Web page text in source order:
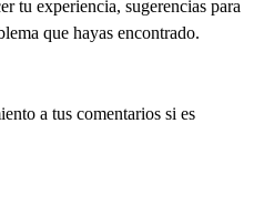
tu experiencia, sugerencias para
que hayas encontrado.
a tus comentarios si es